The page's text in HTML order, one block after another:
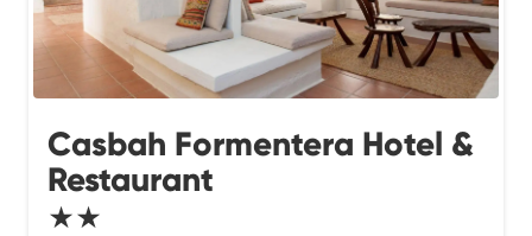
Casbah Formentera Hotel &
Restaurant
★★